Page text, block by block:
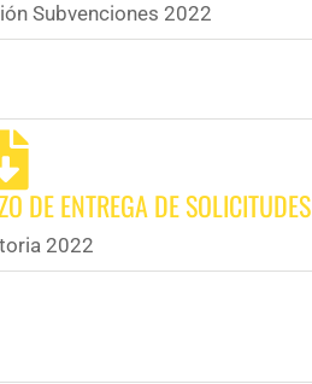
Subvenciones 2022
DE ENTREGA DE SOLICITUDES
2022